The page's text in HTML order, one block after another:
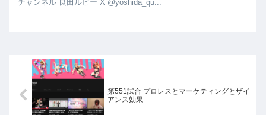
チャンネル 良田ルビー X @yoshida_qu...
第551試合 プロレスとマーケティングとザイ
アンス効果